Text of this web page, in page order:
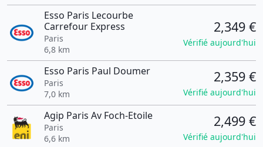
Esso Paris Lecourbe
Carrefour Express
Paris
6,8 km
2,349 €
Vérifié aujourd'hui
Esso Paris Paul Doumer
Paris
7,0 km
2,359 €
Vérifié aujourd'hui
Agip Paris Av Foch-Etoile
Paris
6,6 km
2,499 €
Vérifié aujourd'hui